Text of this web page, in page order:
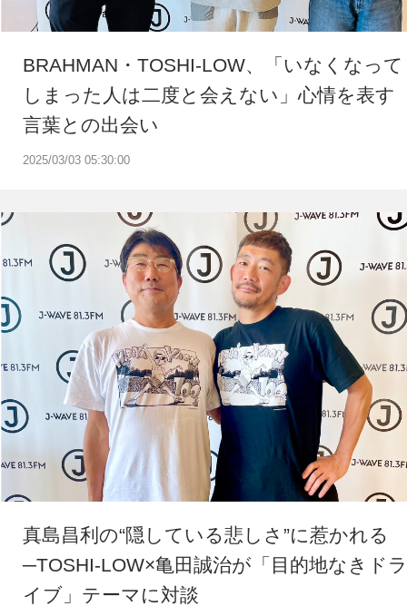
2025/03/03 05:30:00
BRAHMAN・TOSHI-LOW、「いなくなって
しまった人は二度と会えない」心情を表す
言葉との出会い
真島昌利の“隠している悲しさ”に惹かれる
─TOSHI-LOW×亀田誠治が「目的地なきドラ
イブ」テーマに対談